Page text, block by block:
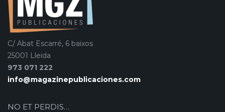
C/ Abat Escarré, 6 baixos
25001 Lleida
973 071 222
info@magazinepublicaciones.com
NO ET PERDIS…